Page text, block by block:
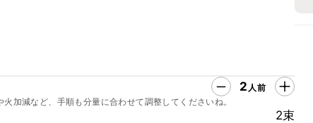
2 人前
加減など、手順も分量に合わせて調整してくださいね。
2束